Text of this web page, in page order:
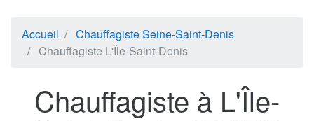
Accueil
Chauffagiste Seine-Saint-Denis
Chauffagiste L'Île-Saint-Denis
Chauffagiste à L'Île-